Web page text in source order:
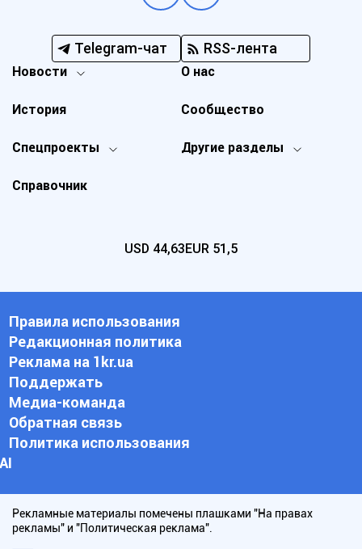
Telegram-чат RSS-лента
Новости
Спецпроекты Другие разделы
История
О нас
Справочник
Сообщество
USD 44,63EUR 51,5
Правила использования
Редакционная политика
Реклама на 1kr.ua
Поддержать
Медиа-команда
Обратная связь
Политика использования
АI
Рекламные материалы помечены плашками "На правах
рекламы" и "Политическая реклама".